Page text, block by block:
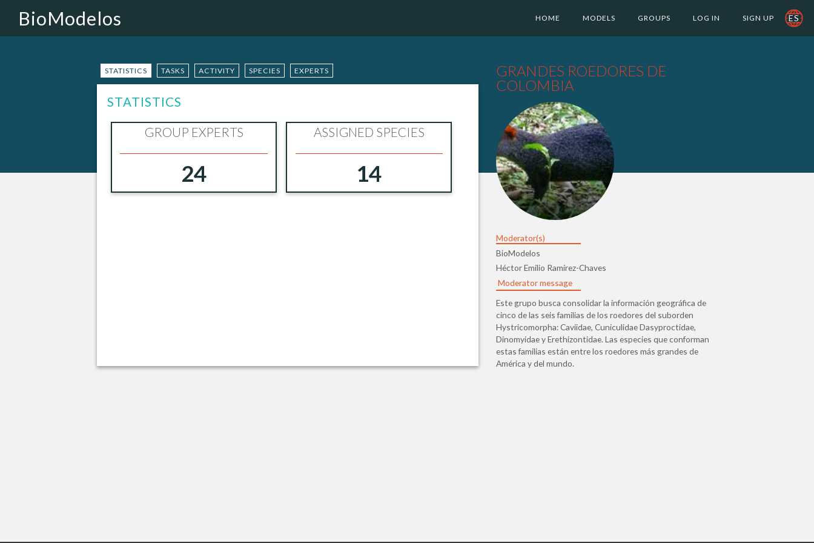
BioModelos HOME MODELS GROUPS LOG IN SIGN UP ES
GRANDES ROEDORES DE
COLOMBIA
Moderator(s)
BioModelos
Héctor Emilio Ramírez-Chaves
Moderator message
Este grupo busca consolidar la información geográfica de
cinco de las seis familias de los roedores del suborden
Hystricomorpha: Caviidae, Cuniculidae Dasyproctidae,
Dinomyidae y Erethizontidae. Las especies que conforman
estas familias están entre los roedores más grandes de
América y del mundo.
STATISTICS TASKS ACTIVITY SPECIES EXPERTS
STATISTICS
GROUP EXPERTS
24
ASSIGNED SPECIES
14